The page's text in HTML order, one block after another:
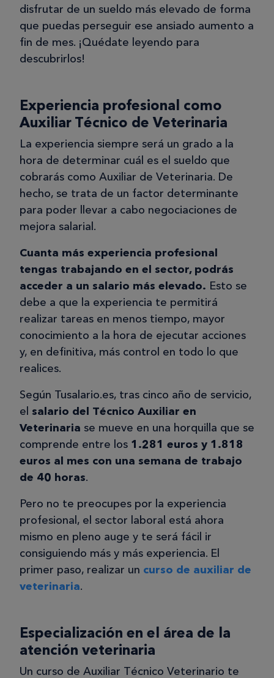
disfrutar de un sueldo más elevado de forma
que puedas perseguir ese ansiado aumento a
fin de mes. ¡Quédate leyendo para
descubrirlos!
Experiencia profesional como
Auxiliar Técnico de Veterinaria
La experiencia siempre será un grado a la
hora de determinar cuál es el sueldo que
cobrarás como Auxiliar de Veterinaria. De
hecho, se trata de un factor determinante
para poder llevar a cabo negociaciones de
mejora salarial.
Cuanta más experiencia profesional
tengas trabajando en el sector, podrás
acceder a un salario más elevado. Esto se
debe a que la experiencia te permitirá
realizar tareas en menos tiempo, mayor
conocimiento a la hora de ejecutar acciones
y, en definitiva, más control en todo lo que
realices.
Según Tusalario.es, tras cinco año de servicio,
el salario del Técnico Auxiliar en
Veterinaria se mueve en una horquilla que se
comprende entre los 1.281 euros y 1.818
euros al mes con una semana de trabajo
de 40 horas.
Pero no te preocupes por la experiencia
profesional, el sector laboral está ahora
mismo en pleno auge y te será fácil ir
consiguiendo más y más experiencia. El
primer paso, realizar un curso de auxiliar de
veterinaria.
Especialización en el área de la
atención veterinaria
Un curso de Auxiliar Técnico Veterinario te